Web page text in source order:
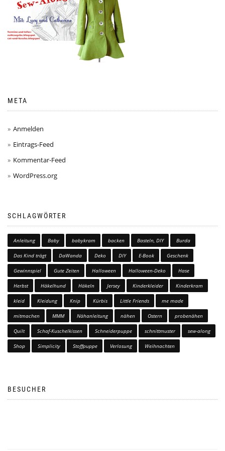
META
Anmelden
Eintrags-Feed
Kommentar-Feed
WordPress.org
SCHLAGWÖRTER
Anleitung Baby babykram backen Basteln, DIY Burda
Das Kind trägt DaWanda Deko DIY E-Book Geschenk
Gewinnspiel Gute Zeiten Halloween Halloween-Deko Hase
Herbst Häkelhund Häkeln Jersey Kinderkleider Kinderkram
kleid Kleidung Knip Kürbis Little Friends me made
mitmachen MMM Nähanleitung nähen Ostern probenähen
Quilt Schaf-Kuschelkissen Schneiderpuppe schnittmuster sew-along
Shop Simplicity Stoffpuppe Verlosung Weihnachten
BESUCHER